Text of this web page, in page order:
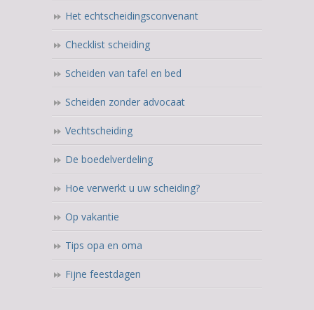
Het echtscheidingsconvenant
Checklist scheiding
Scheiden van tafel en bed
Scheiden zonder advocaat
Vechtscheiding
De boedelverdeling
Hoe verwerkt u uw scheiding?
Op vakantie
Tips opa en oma
Fijne feestdagen